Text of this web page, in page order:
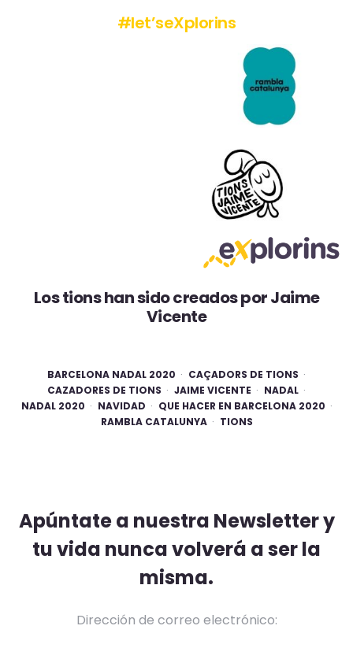
#let’seXplorins
Los tions han sido creados por Jaime
Vicente
BARCELONA NADAL 2020
CAÇADORS DE TIONS
CAZADORES DE TIONS
JAIME VICENTE
NADAL
NADAL 2020
NAVIDAD
QUE HACER EN BARCELONA 2020
RAMBLA CATALUNYA
TIONS
Apúntate a nuestra Newsletter y
tu vida nunca volverá a ser la
misma.
Dirección de correo electrónico: